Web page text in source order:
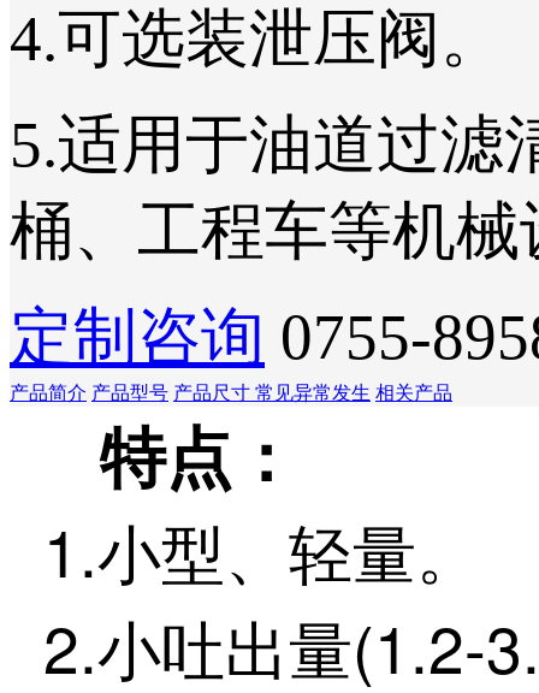
4.可选装泄压阀。
5.适用于油道过滤
桶、工程车等机
定制咨询 0755-
产品简介 产品型号 产品尺寸 常见异常发生 相关产品
特点：
1.小型、轻量。
2.小吐出量(1.2-